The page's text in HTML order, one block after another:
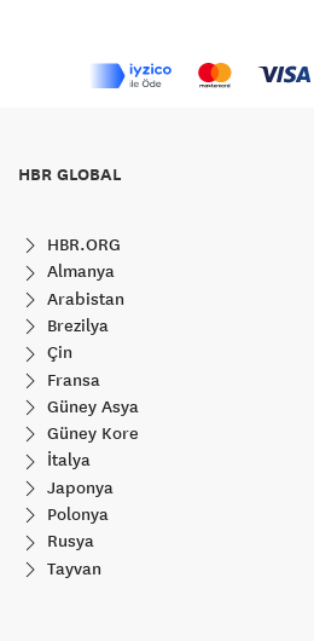
HBR GLOBAL
HBR.ORG
Almanya
Arabistan
Brezilya
Çin
Fransa
Güney Asya
Güney Kore
İtalya
Japonya
Polonya
Rusya
Tayvan